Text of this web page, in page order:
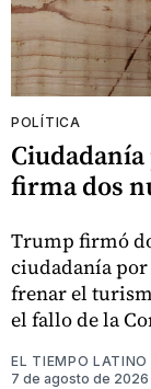
POLÍTICA
firma dos
Trump firmó
ciudadanía por
frenar el
el fallo de la
EL TIEMPO LATINO
7 de agosto de 2026